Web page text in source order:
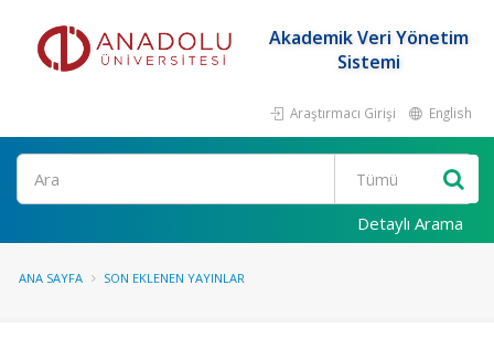
Akademik Veri Yönetim
Sistemi
Araştırmacı Girişi English
Ara
Detaylı Arama
ANA SAYFA SON EKLENEN YAYINLAR